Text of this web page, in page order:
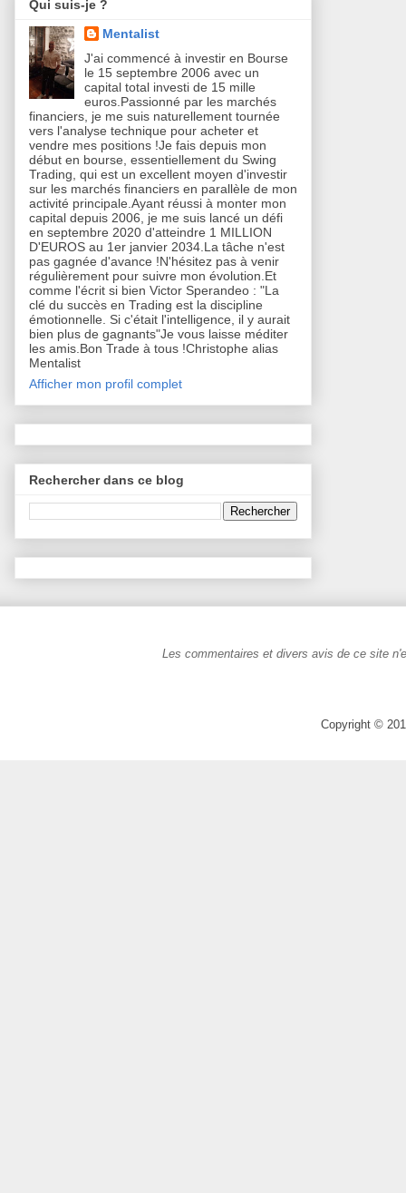
Qui suis-je ?
Mentalist
J'ai commencé à investir en Bourse
le 15 septembre 2006 avec un
capital total investi de 15 mille
euros.Passionné par les marchés
financiers, je me suis naturellement tournée
vers l'analyse technique pour acheter et
vendre mes positions !Je fais depuis mon
début en bourse, essentiellement du Swing
Trading, qui est un excellent moyen d'investir
sur les marchés financiers en parallèle de mon
activité principale.Ayant réussi à monter mon
capital depuis 2006, je me suis lancé un défi
en septembre 2020 d'atteindre 1 MILLION
D'EUROS au 1er janvier 2034.La tâche n'est
pas gagnée d'avance !N'hésitez pas à venir
régulièrement pour suivre mon évolution.Et
comme l'écrit si bien Victor Sperandeo : "La
clé du succès en Trading est la discipline
émotionnelle. Si c'était l'intelligence, il y aurait
bien plus de gagnants"Je vous laisse méditer
les amis.Bon Trade à tous !Christophe alias
Mentalist
Afficher mon profil complet
Rechercher dans ce blog
Les commentaires et divers avis de ce site
Copyright ©